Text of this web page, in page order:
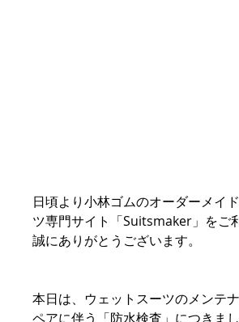
日頃より小林ゴムのオーダーメイ
ツ専門サイト「Suitsmaker」をご
誠にありがとうございます。
本日は、ウェットスーツのメンテ
ペアに伴う「防水検査」につきま